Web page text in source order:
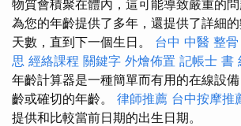
物質會積聚在體內，這可能導致嚴重的
為您的年齡提供了多年，還提供了詳細
天數，直到下一個生日。 台中 中醫 整骨
思 經絡課程 關鍵字 外燴佈置 記帳士 書
年齡計算器是一種簡單而有用的在線設
齡或確切的年齡。 律師推薦 台中按摩推
提供和比較當前日期的出生日期。